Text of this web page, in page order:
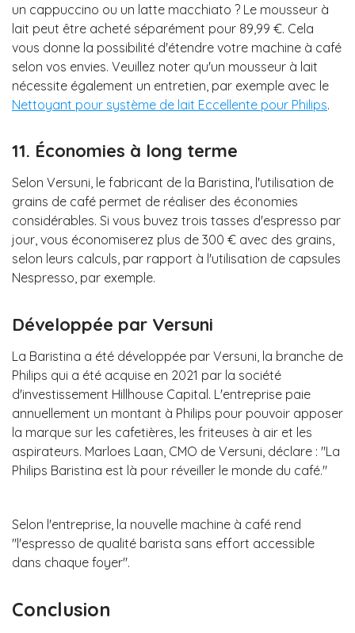
un cappuccino ou un latte macchiato ? Le mousseur à
lait peut être acheté séparément pour 89,99 €. Cela
vous donne la possibilité d'étendre votre machine à café
selon vos envies. Veuillez noter qu'un mousseur à lait
nécessite également un entretien, par exemple avec le
Nettoyant pour système de lait Eccellente pour Philips.
11. Économies à long terme
Selon Versuni, le fabricant de la Baristina, l'utilisation de
grains de café permet de réaliser des économies
considérables. Si vous buvez trois tasses d'espresso par
jour, vous économiserez plus de 300 € avec des grains,
selon leurs calculs, par rapport à l'utilisation de capsules
Nespresso, par exemple.
Développée par Versuni
La Baristina a été développée par Versuni, la branche de
Philips qui a été acquise en 2021 par la société
d'investissement Hillhouse Capital. L'entreprise paie
annuellement un montant à Philips pour pouvoir apposer
la marque sur les cafetières, les friteuses à air et les
aspirateurs. Marloes Laan, CMO de Versuni, déclare : "La
Philips Baristina est là pour réveiller le monde du café."
Selon l'entreprise, la nouvelle machine à café rend
"l'espresso de qualité barista sans effort accessible
dans chaque foyer".
Conclusion